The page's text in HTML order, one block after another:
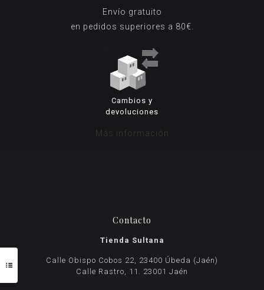
Envío gratuito
en pedidos superiores a 80€.
Cambios y
devoluciones
Más información
Contacto
Tienda Sultana
Calle Obispo Cobos 22, 23400 Úbeda (Jaén)
Calle Rastro, 11. 23001 Jaén